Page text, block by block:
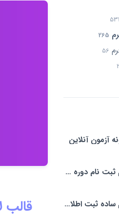
قالب
265
56
آزمون آنلاین
فرم ثبت نام دوره آموزش
فرم ساده ثبت اطلاعات فاکتور